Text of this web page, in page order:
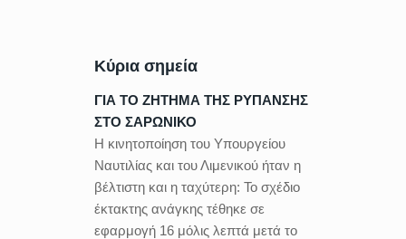
Κύρια σημεία
ΓΙΑ ΤΟ ΖΗΤΗΜΑ ΤΗΣ ΡΥΠΑΝΣΗΣ
ΣΤΟ ΣΑΡΩΝΙΚΟ
Η κινητοποίηση του Υπουργείου
Ναυτιλίας και του Λιμενικού ήταν η
βέλτιστη και η ταχύτερη: Το σχέδιο
έκτακτης ανάγκης τέθηκε σε
εφαρμογή 16 μόλις λεπτά μετά το